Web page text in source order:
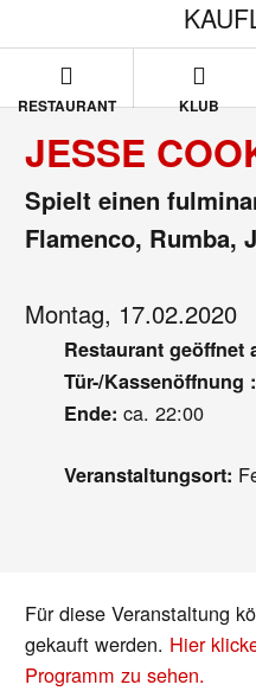
RESTAURANT KLUB
JESSE
Spielt einen
Flamenco, Rumba,
Montag, 17.02.2020
Restaurant geöffnet
Tür-/Kassenöffnung :
Ende: ca. 22:00
Veranstaltungsort:
Für diese Veranstaltung
gekauft werden. Hier
Programm zu sehen.